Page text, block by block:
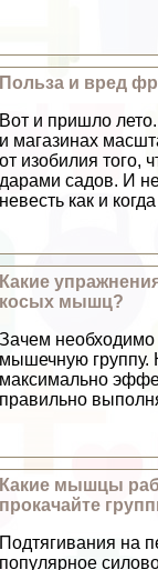
Польза и вред
Вот и пришло
и магазинах
от изобилия того,
дарами садов. И
невесть как и
Какие
косых мышц?
Зачем
мышечную группу.
максимально
правильно
Какие мышцы
прокачайте
Подтягивания на
популярное